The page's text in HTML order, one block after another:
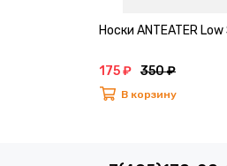
Носки ANTEATER
175 ₽ 350 ₽
В корзину